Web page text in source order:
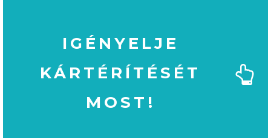
IGÉNYELJE
KÁRTÉRÍTÉSÉT
MOST!